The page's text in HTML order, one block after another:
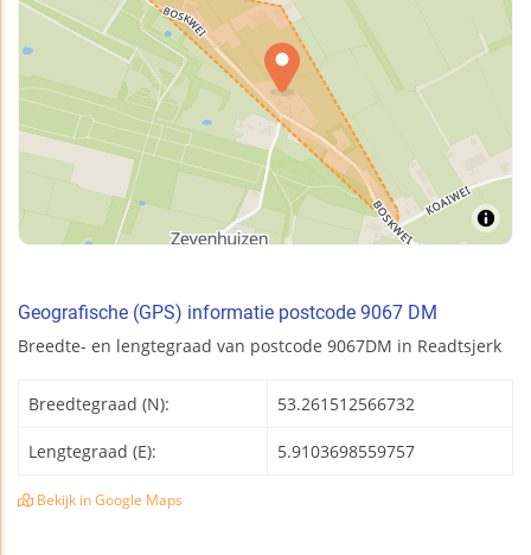
Geografische (GPS) informatie postcode 9067 DM
Breedte- en lengtegraad van postcode 9067DM in Readtsjerk
Breedtegraad (N): 53.261512566732
Lengtegraad (E): 5.9103698559757
Bekijk in Google Maps